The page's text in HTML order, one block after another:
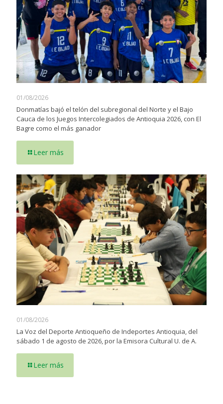
01/08/2026
Donmatías bajó el telón del subregional del Norte y el Bajo
Cauca de los Juegos Intercolegiados de Antioquia 2026, con El
Bagre como el más ganador
Leer más
01/08/2026
La Voz del Deporte Antioqueño de Indeportes Antioquia, del
sábado 1 de agosto de 2026, por la Emisora Cultural U. de A.
Leer más